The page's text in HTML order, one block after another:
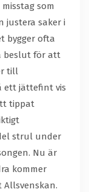
som
justera saker i
bygger ofta
beslut för att
till
ett jättefint vis
tippat
strul under
Nu är
kommer
Allsvenskan.